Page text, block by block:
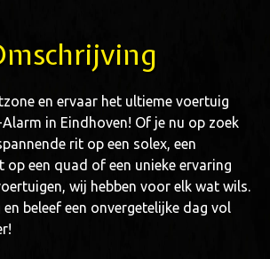
en ervaar het ultieme voertuig
in Eindhoven! Of je nu op zoek
rit op een solex, een
een quad of een unieke ervaring
wij hebben voor elk wat wils.
beleef een onvergetelijke dag vol